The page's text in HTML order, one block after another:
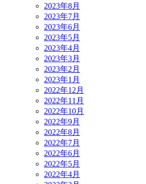
2023年8月
2023年7月
2023年6月
2023年5月
2023年4月
2023年3月
2023年2月
2023年1月
2022年12月
2022年11月
2022年10月
2022年9月
2022年8月
2022年7月
2022年6月
2022年5月
2022年4月